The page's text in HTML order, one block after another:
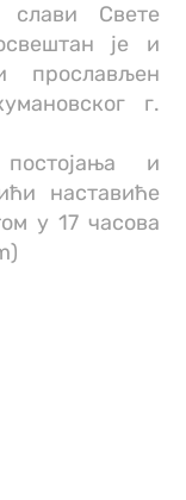
Свете
је и
прослављен
г.
и
наставиће
у 17 часова